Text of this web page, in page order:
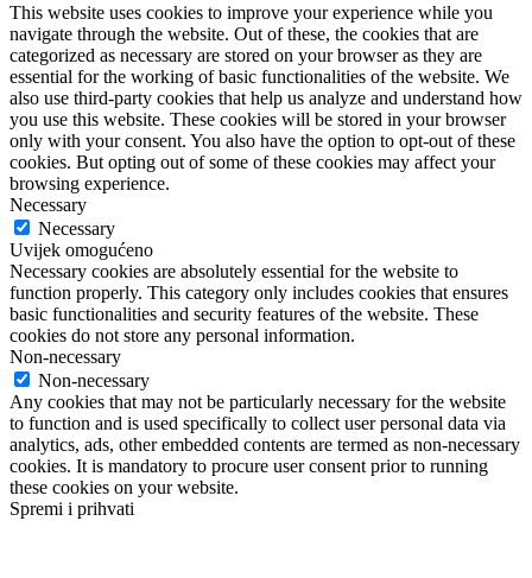
This website uses cookies to improve your experience while you
navigate through the website. Out of these, the cookies that are
categorized as necessary are stored on your browser as they are
essential for the working of basic functionalities of the website. We
also use third-party cookies that help us analyze and understand how
you use this website. These cookies will be stored in your browser
only with your consent. You also have the option to opt-out of these
cookies. But opting out of some of these cookies may affect your
browsing experience.
Necessary
Necessary
Uvijek omogućeno
Necessary cookies are absolutely essential for the website to
function properly. This category only includes cookies that ensures
basic functionalities and security features of the website. These
cookies do not store any personal information.
Non-necessary
Non-necessary
Any cookies that may not be particularly necessary for the website
to function and is used specifically to collect user personal data via
analytics, ads, other embedded contents are termed as non-necessary
cookies. It is mandatory to procure user consent prior to running
these cookies on your website.
Spremi i prihvati